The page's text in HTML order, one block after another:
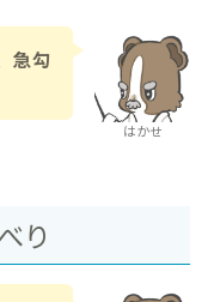
はかせ
急勾
り